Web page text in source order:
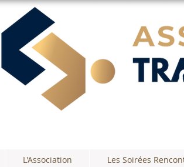
L'Association Les Soirées